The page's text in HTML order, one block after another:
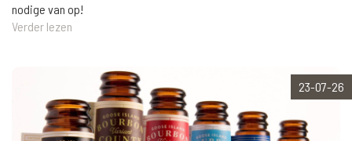
nodige van op!
Verder lezen
23-07-26